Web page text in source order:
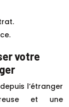
votre
l’étranger
et une